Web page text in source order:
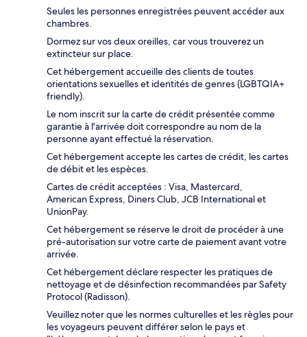
Seules les personnes enregistrées peuvent accéder aux
chambres.
Dormez sur vos deux oreilles, car vous trouverez un
extincteur sur place.
Cet hébergement accueille des clients de toutes
orientations sexuelles et identités de genres (LGBTQIA+
friendly).
Le nom inscrit sur la carte de crédit présentée comme
garantie à l'arrivée doit correspondre au nom de la
personne ayant effectué la réservation.
Cet hébergement accepte les cartes de crédit, les cartes
de débit et les espèces.
Cartes de crédit acceptées : Visa, Mastercard,
American Express, Diners Club, JCB International et
UnionPay.
Cet hébergement se réserve le droit de procéder à une
pré-autorisation sur votre carte de paiement avant votre
arrivée.
Cet hébergement déclare respecter les pratiques de
nettoyage et de désinfection recommandées par Safety
Protocol (Radisson).
Veuillez noter que les normes culturelles et les règles pour
les voyageurs peuvent différer selon le pays et